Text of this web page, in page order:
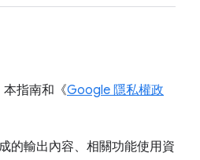
指南和《Google 隱私權政
的輸出內容、相關功能使用資